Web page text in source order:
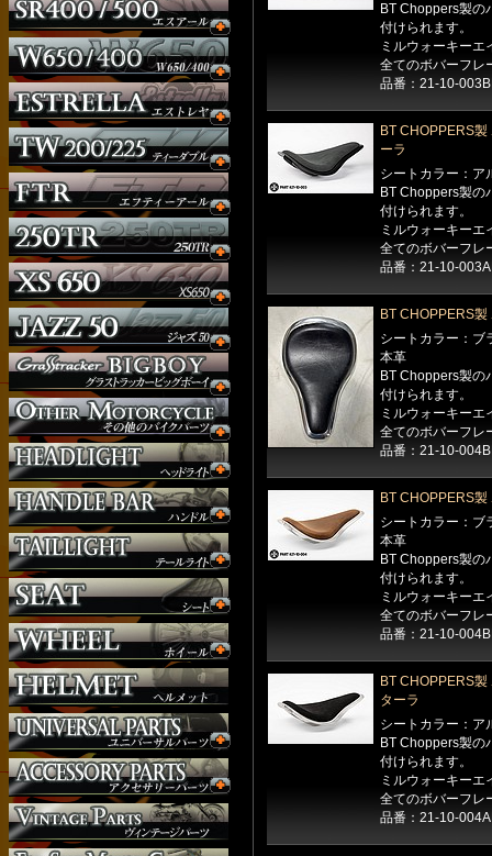
BT Choppers製の
付けられます。
ミルウォーキー
全てのボバーフレ
品番：21-10-
BT CHOPPERS
ーラ
シートカラー：ア
BT Choppers製の
付けられます。
ミルウォーキー
全てのボバーフレ
品番：21-10-
BT CHOPPERS
シートカラー：ブ
本革
BT Choppers製の
付けられます。
ミルウォーキー
全てのボバーフレ
品番：21-10-
BT CHOPPERS
シートカラー：ブ
本革
BT Choppers製の
付けられます。
ミルウォーキー
全てのボバーフレ
品番：21-10-
BT CHOPPERS
ターラ
シートカラー：ア
BT Choppers製の
付けられます。
ミルウォーキー
全てのボバーフレ
品番：21-10-
ウインカー
オーダー
ガソリンタンク
サイドナンバー
サスペンション
シート
ジョッキーシフト
ハンドルバー
ハンドル周り
ヘッドライト
マフラー
外装パーツ